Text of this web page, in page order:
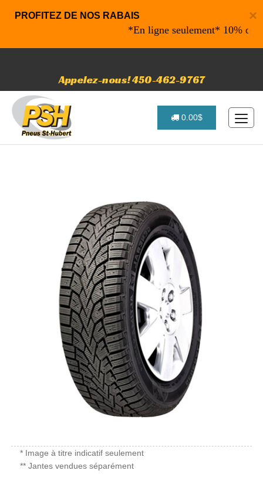
×
PROFITEZ DE NOS RABAIS
*En ligne seulement* 10% de
Appelez-nous! 450-462-9767
0.00$
* Image à titre indicatif seulement
** Jantes vendues séparément